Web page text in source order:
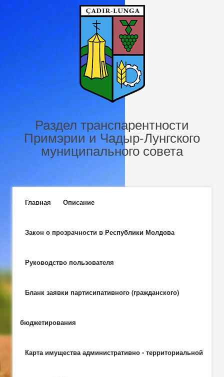
Перейти к основному содержанию
Раздел транспарентности
Примэрии и Чадыр-Лунгского
муниципального совета
Главное меню
Главная Описание
Закон о прозрачности в Республики Молдова
Руководство пользователя
Бланк заявки партисипативного (гражданского)
бюджетирования
Карта имущества административно - территориальной